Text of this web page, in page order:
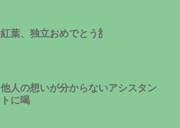
紅葉、独立おめでとう🍾
他人の想いが分からないアシスタン
トに喝